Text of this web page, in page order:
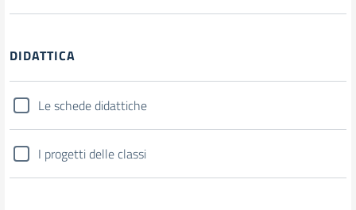
DIDATTICA
Le schede didattiche
I progetti delle classi